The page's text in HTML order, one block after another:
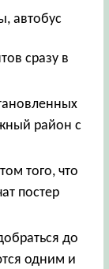
автобус
сразу в
район с
того, что
постер
до
одним и